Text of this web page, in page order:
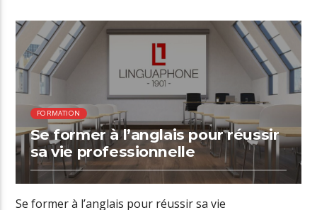
01:11 READ TIME
FORMATION
Se former à l’anglais pour réussir
sa vie professionnelle
Se former à l’anglais pour réussir sa vie